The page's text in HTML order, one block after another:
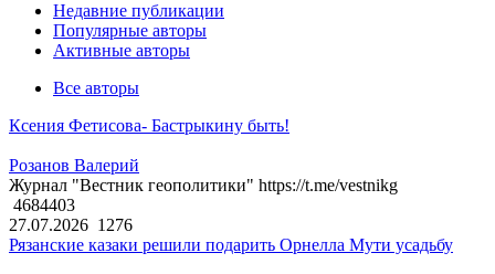
Недавние публикации
Популярные авторы
Активные авторы
Все авторы
Ксения Фетисова- Бастрыкину быть!
Розанов Валерий
Журнал "Вестник геополитики" https://t.me/vestnikg
4684403
27.07.2026 1276
Рязанские казаки решили подарить Орнелла Мути усадьбу